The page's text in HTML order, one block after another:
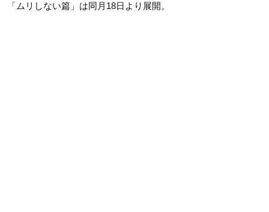
「ムリしない篇」は同月18日より展開。